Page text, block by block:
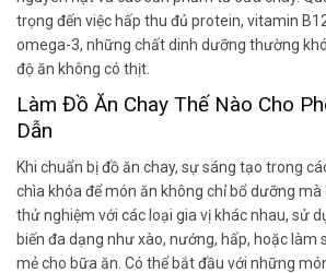
trọng đến việc hấp thu đủ protein, vitamin
omega-3, những chất dinh dưỡng thường
độ ăn không có thịt.
Làm Đồ Ăn Chay Thế Nào Cho
Dẫn
Khi chuẩn bị đồ ăn chay, sự sáng tạo trong
chìa khóa để món ăn không chỉ bổ dưỡng mà
thử nghiệm với các loại gia vị khác nhau, sử
biến đa dạng như xào, nướng, hấp, hoặc làm
mẻ cho bữa ăn. Có thể bắt đầu với những